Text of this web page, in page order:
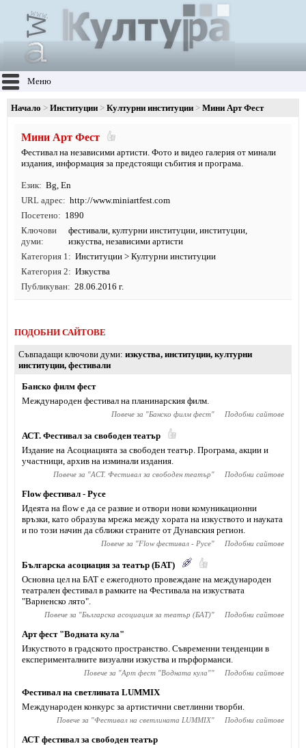
Меню
Начало Институции Културни институции Мини Aрт Фест
Мини Aрт Фест
Фестивал на независими артисти. Фото и видео галерия от минали
издания, информация за предстоящи събития и програма.
Език Bg, En
URL адрес
http://www.miniartfest.com
Посетено
1890
Ключови
думи
фестивали,културни институции,институции,
изкуства, независими артисти
Категория 1
Институции > Културни институции
Категория 2
Изкуства
Публикуван
28.06.2016 г.
ПОДОБНИ САЙТОВЕ
Съвпадащи ключови думи изкуства, институции, културни
институции, фестивали
Банско филм фест
Международен фестивал на планинарския филм.
Повече за "Банско филм фест" Подобни сайтове
АСТ. Фестивал за свободен театър
Издание на Асоциацията за свободен театър. Програма, акции и
участници, архив на изминали издания.
Повече за "АСТ. Фестивал за свободен театър" Подобни сайтове
Flow фестивал - Русе
Идеята на flow е да се развие и отвори нови комуникационни
връзки, като образува мрежа между хората на изкуството и науката
и по този начин да сближи страните от Дунавския регион.
Повече за "Flow фестивал - Русе" Подобни сайтове
Българска асоциация за театър (БАТ)
Основна цел на БАТ е ежегодното провеждане на международен
театрален фестивал в рамките на Фестивала на изкуствата
"Варненско лято".
Повече за "Българска асоциация за театър (БАТ)" Подобни сайтове
Арт фест "Водната кула"
Изкуството в градското пространство. Съвременни тенденции в
експерименталните визуални изкуства и пърформанси.
Повече за "Арт фест "Водната кула"" Подобни сайтове
Фестивал на светлината LUMMIX
Международен конкурс за артистични светлинни творби.
Повече за "Фестивал на светлината LUMMIX" Подобни сайтове
АСТ фестивал за свободен театър